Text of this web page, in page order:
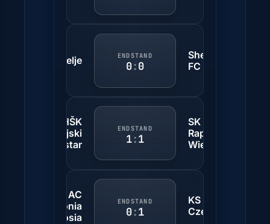
Celje ENDSTAND
0:0
Shelbourne
FC
HŠK
Zrinjski
Mostar
ENDSTAND
1:1
SK
Rapid
Wien
AC
Omonia
Nicosia
ENDSTAND
0:1
KS Raków
Częstochowa